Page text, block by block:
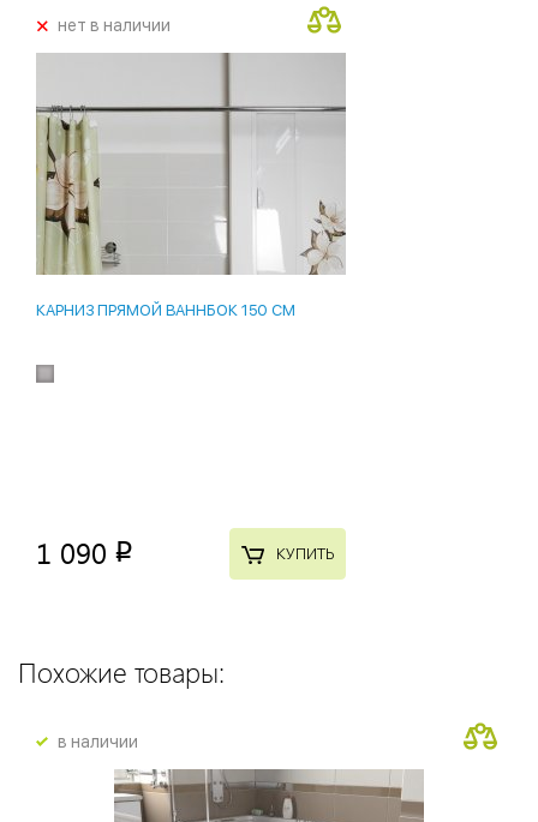
+нет в наличии
КАРНИЗ ПРЯМОЙ ВАННБОК 150 СМ
1 090 p КУПИТЬ
Похожие товары:
в наличии